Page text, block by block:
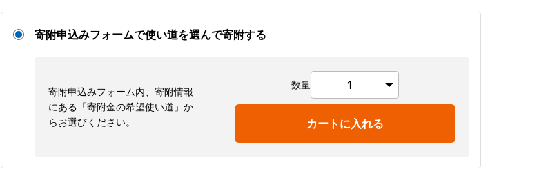
寄附申込みフォームで使い道を選んで寄附する
寄附申込みフォーム内、寄附情報
にある「寄附金の希望使い道」か
らお選びください。
数量
カートに入れる